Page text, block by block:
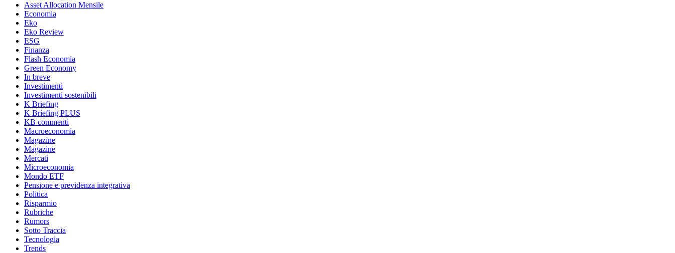
Asset Allocation Mensile
Economia
Eko
Eko Review
ESG
Finanza
Flash Economia
Green Economy
In breve
Investimenti
Investimenti sostenibili
K Briefing
K Briefing PLUS
KB commenti
Macroeconomia
Magazine
Magazine
Mercati
Microeconomia
Mondo ETF
Pensione e previdenza integrativa
Politica
Risparmio
Rubriche
Rumors
Sotto Traccia
Tecnologia
Trends